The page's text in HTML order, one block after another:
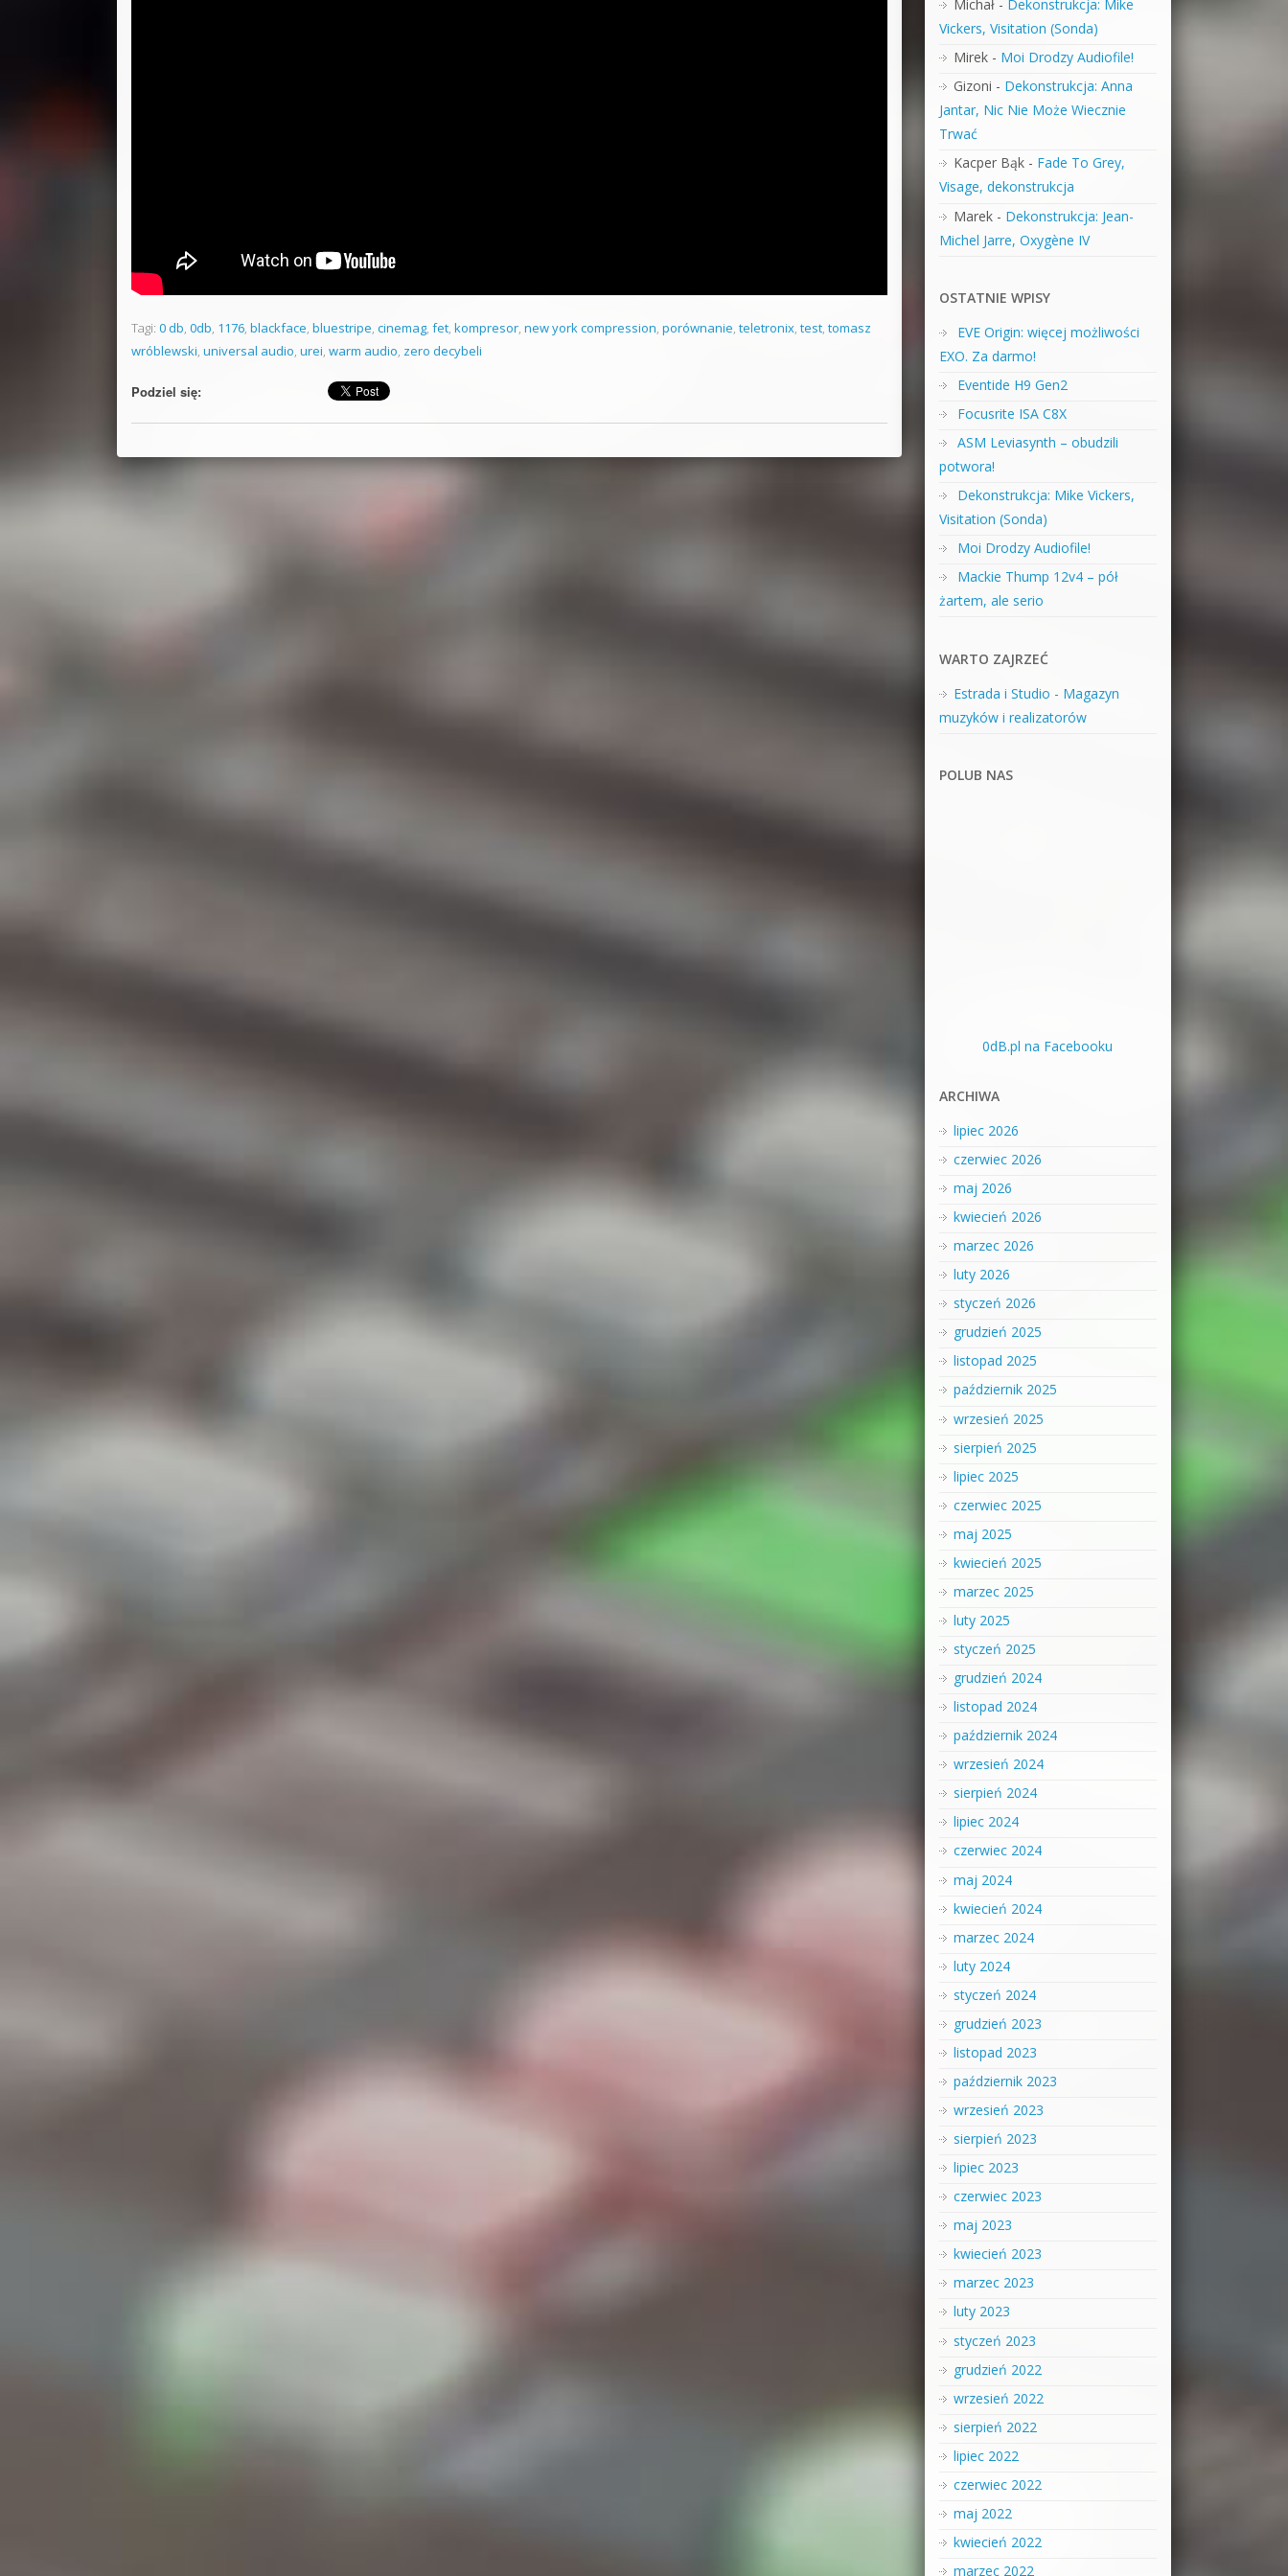
Tagi: 0 db, 0db, 1176, blackface, bluestripe, cinemag, fet, kompresor, new york compression, porównanie, teletronix, test, tomasz
wróblewski, universal audio, urei, warm audio, zero decybeli
Podziel się:
Michał- Dekonstrukcja: Mike
Vickers, Visitation (Sonda)
Mirek- Moi Drodzy Audiofile!
Gizoni - Dekonstrukcja: Anna
Jantar, Nic Nie Może Wiecznie
Trwać
Kacper Bąk- Fade To Grey,
Visage, dekonstrukcja
Marek- Dekonstrukcja: Jean-
Michel Jarre, Oxygène IV
OSTATNIE WPISY
EVE Origin: więcej możliwości
EXO. Za darmo!
Eventide H9 Gen2
Focusrite ISA C8X
ASM Leviasynth – obudzili
potwora!
Dekonstrukcja: Mike Vickers,
Visitation (Sonda)
Moi Drodzy Audiofile!
Mackie Thump 12v4 – pół
żartem, ale serio
WARTO ZAJRZEĆ
Estrada i Studio - Magazyn
muzyków i realizatorów
POLUB NAS
0dB.pl na Facebooku
ARCHIWA
lipiec 2026
czerwiec 2026
maj 2026
kwiecień 2026
marzec 2026
luty 2026
styczeń 2026
grudzień 2025
listopad 2025
październik 2025
wrzesień 2025
sierpień 2025
lipiec 2025
czerwiec 2025
maj 2025
kwiecień 2025
marzec 2025
luty 2025
styczeń 2025
grudzień 2024
listopad 2024
październik 2024
wrzesień 2024
sierpień 2024
lipiec 2024
czerwiec 2024
maj 2024
kwiecień 2024
marzec 2024
luty 2024
styczeń 2024
grudzień 2023
listopad 2023
październik 2023
wrzesień 2023
sierpień 2023
lipiec 2023
czerwiec 2023
maj 2023
kwiecień 2023
marzec 2023
luty 2023
styczeń 2023
grudzień 2022
wrzesień 2022
sierpień 2022
lipiec 2022
czerwiec 2022
maj 2022
kwiecień 2022
marzec 2022